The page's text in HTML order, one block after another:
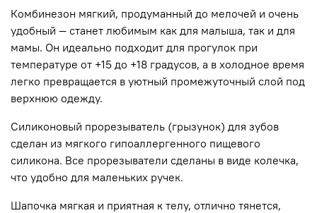
Комбинезон мягкий, продуманный до мелочей и очень
удобный — станет любимым как для малыша, так и для
мамы. Он идеально подходит для прогулок при
температуре от +15 до +18 градусов, а в холодное время
легко превращается в уютный промежуточный слой под
верхнюю одежду.
Силиконовый прорезыватель (грызунок) для зубов
сделан из мягкого гипоаллергенного пищевого
силикона. Все прорезыватели сделаны в виде колечка,
что удобно для маленьких ручек.
Шапочка мягкая и приятная к телу, отлично тянется,